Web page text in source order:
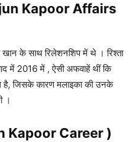
Kapoor Affairs
के साथ रिलेशनशिप में थे । रिश्ता
में 2016 में , ऐसी अफवाहें थीं कि
है, जिसके कारण मलाइका की उनके
।
Kapoor Career )